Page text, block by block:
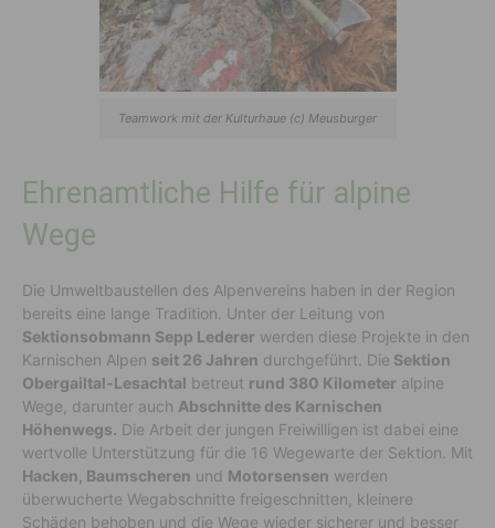
Teamwork mit der Kulturhaue (c) Meusburger
Ehrenamtliche Hilfe für alpine
Wege
Die Umweltbaustellen des Alpenvereins haben in der Region
bereits eine lange Tradition. Unter der Leitung von
Sektionsobmann Sepp Lederer werden diese Projekte in den
Karnischen Alpen seit 26 Jahren durchgeführt. Die Sektion
Obergailtal-Lesachtal betreut rund 380 Kilometer alpine
Wege, darunter auch Abschnitte des Karnischen
Höhenwegs. Die Arbeit der jungen Freiwilligen ist dabei eine
wertvolle Unterstützung für die 16 Wegewarte der Sektion. Mit
Hacken, Baumscheren und Motorsensen werden
überwucherte Wegabschnitte freigeschnitten, kleinere
Schäden behoben und die Wege wieder sicherer und besser